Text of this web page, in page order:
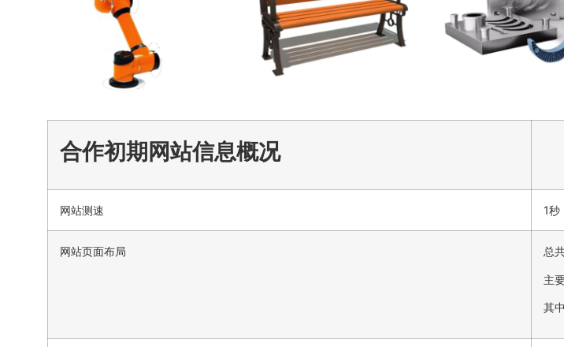
合作初期网站信息概况
网站测速 1秒
网站页面布局 总
主
其